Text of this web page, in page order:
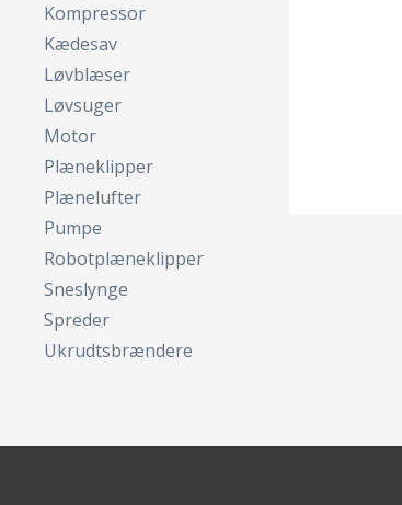
Kompressor
Kædesav
Løvblæser
Løvsuger
Motor
Plæneklipper
Plænelufter
Pumpe
Robotplæneklipper
Sneslynge
Spreder
Ukrudtsbrændere